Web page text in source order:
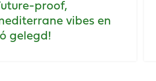
proof,
vibes en
gelegd!